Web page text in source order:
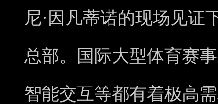
尼·因凡蒂诺的现场见证
总部。国际大型体育赛
智能交互等都有着极高